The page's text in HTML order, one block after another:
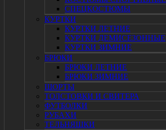
СПЕЦКОСТЮМЫ
КУРТКИ
КУРТКИ ЛЕТНИЕ
КУРТКИ ДЕМИСЕЗОННЫЕ
КУРТКИ ЗИМНИЕ
БРЮКИ
БРЮКИ ЛЕТНИЕ
БРЮКИ ЗИМНИЕ
ШОРТЫ
ТОЛСТОВКИ И СВИТЕРА
ФУТБОЛКИ
РУБАХИ
ТЕЛЬНЯШКИ